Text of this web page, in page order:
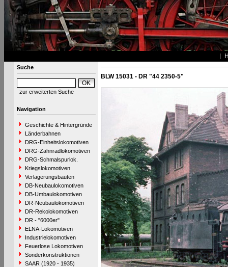
Suche
zur erweiterten Suche
Navigation
Geschichte & Hintergründe
Länderbahnen
DRG-Einheitslokomotiven
DRG-Zahnradlokomotiven
DRG-Schmalspurlok.
Kriegslokomotiven
Verlagerungsbauten
DB-Neubaulokomotiven
DB-Umbaulokomotiven
DR-Neubaulokomotiven
DR-Rekolokomotiven
DR - "6000er"
ELNA-Lokomotiven
Industrielokomotiven
Feuerlose Lokomotiven
Sonderkonstruktionen
SAAR (1920 - 1935)
BLW 15031 - DR "44 2350-5"